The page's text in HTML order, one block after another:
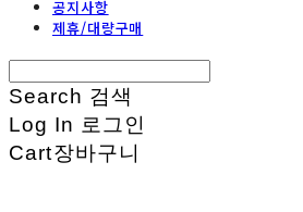
공지사항
제휴/대량구매
Search 검색
Log In 로그인
Cart장바구니